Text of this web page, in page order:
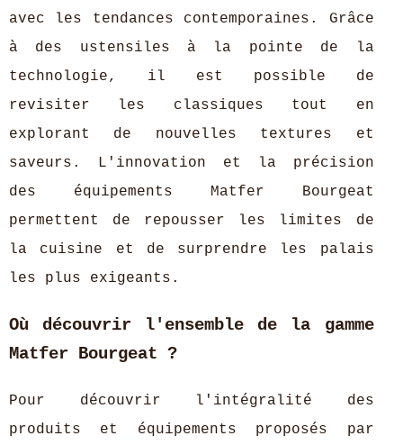
avec les tendances contemporaines. Grâce
à des ustensiles à la pointe de la
technologie, il est possible de
revisiter les classiques tout en
explorant de nouvelles textures et
saveurs. L'innovation et la précision
des équipements Matfer Bourgeat
permettent de repousser les limites de
la cuisine et de surprendre les palais
les plus exigeants.
Où découvrir l'ensemble de la gamme
Matfer Bourgeat ?
Pour découvrir l'intégralité des
produits et équipements proposés par